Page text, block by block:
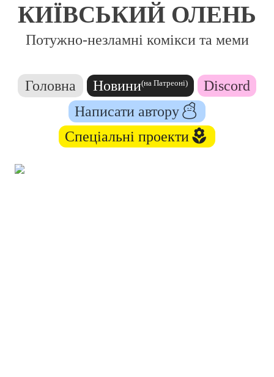
КИЇВСЬКИЙ ОЛЕНЬ
Потужно-незламні комікси та меми
Головна Новини(на Патреоні)
Discord
Написати автору︎
Спеціальні проекти︎